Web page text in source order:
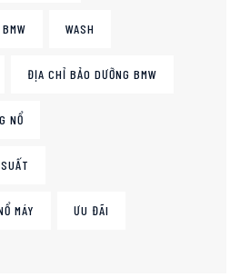
WASH
ĐỊA CHỈ BẢO DƯỠNG BMW
NỔ
MÁY ƯU ĐÃI